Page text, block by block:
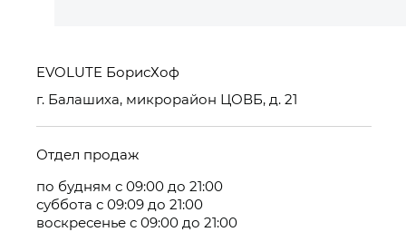
EVOLUTE БорисХоф
г. Балашиха, микрорайон ЦОВБ, д. 21
Отдел продаж
по будням с 09:00 до 21:00
суббота с 09:09 до 21:00
воскресенье с 09:00 до 21:00